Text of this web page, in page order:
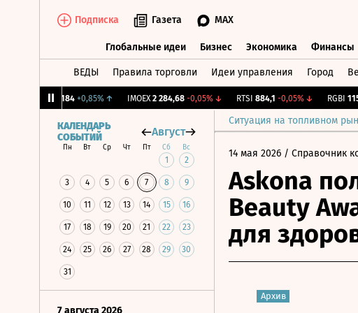
Подписка Газета MAX
Глобальные идеи Бизнес Экономика Финансы
ВЕДЫ Правила торговли Идеи управления Город
+0,85%↑ IMOEX 2 284,68 -0,05%↓ RTSI 884,1 -0,05%↓ RGBI 115,27
Ситуация на топливном
КАЛЕНДАРЬ
СОБЫТИЙ
Август
Пн Вт Ср Чт Пт Сб Вс
1 2
3 4 5 6 7 8 9
10 11 12 13 14 15 16
17 18 19 20 21 22 23
24 25 26 27 28 29 30
31
7 августа 2026
14 мая 2026 / Справочник
Askona
Beauty
для
Архив